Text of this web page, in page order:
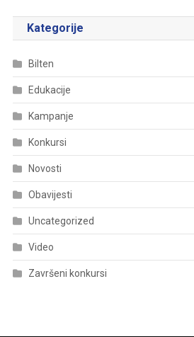
Kategorije
Bilten
Edukacije
Kampanje
Konkursi
Novosti
Obavijesti
Uncategorized
Video
Završeni konkursi